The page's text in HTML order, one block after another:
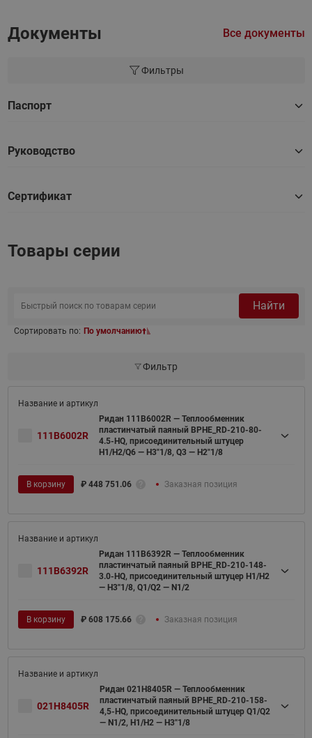
Документы Все документы
Фильтры
Паспорт
Руководство
Сертификат
Товары серии
Найти
Сортировать по: По умолчанию
Фильтр
111B6002R
Ридан 111B6002R — Теплообменник
пластинчатый паяный BPHE_RD-210-80-
4.5-HQ, присоединительный штуцер
H1/H2/Q6 — H3"1/8, Q3 — H2"1/8
В корзину ₽ 448 751.06 Заказная позиция
111B6392R
Ридан 111B6392R — Теплообменник
пластинчатый паяный BPHE_RD-210-148-
3.0-HQ, присоединительный штуцер H1/H2
— H3''1/8, Q1/Q2 — N1/2
В корзину ₽ 608 175.66 Заказная позиция
021H8405R
Ридан 021H8405R — Теплообменник
пластинчатый паяный BPHE_RD-210-158-
4,5-HQ, присоединительный штуцер Q1/Q2
— N1/2, H1/H2 — H3''1/8